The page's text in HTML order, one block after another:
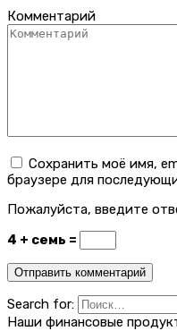
Комментарий
Сохранить моё имя,
браузере для
Пожалуйста, введите
4 + семь =
Search for:
Наши финансовые